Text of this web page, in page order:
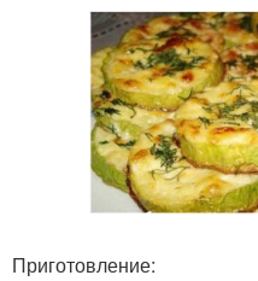
Приготовление: